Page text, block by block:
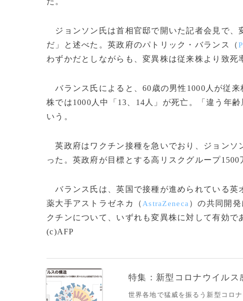
ジョンソン氏は首相官邸で開いた記者会見で、
だ」と述べた。英政府のパトリック・バランス（
わずかだとしながらも、変異株は従来株より致死
バランス氏によると、60歳の男性1000人が従
株では1000人中「13、14人」が死亡。「違う年
いう。
英政府はワクチン接種を急いでおり、ジョンソ
った。英政府が目標とする高リスクグループ
バランス氏は、英国で接種が進められている英
薬大手アストラゼネカ（ AstraZeneca ）の共同開
クチンについて、いずれも変異株に対して有効で
(c)AFP
特集：新型コロナウイルス
世界各地で猛威を振るう新型コロナ